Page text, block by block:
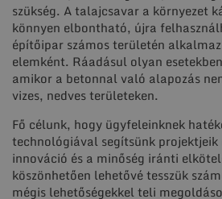
szükség. A talajcsavar a környezet
könnyen elbontható, újra
építőipar számos területén
elemként. Ráadásul olyan
amikor a betonnal való alapozás
vizes, nedves területeken.
Fő célunk, hogy ügyfeleinknek
technológiával segítsünk
innováció és a minőség iránti
köszönhetően lehetővé tesszük
mégis lehetőségekkel teli